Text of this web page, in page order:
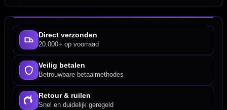
Direct verzonden
20.000+ op voorraad
Veilig betalen
Betrouwbare betaalmethodes
Retour & ruilen
Snel en duidelijk geregeld